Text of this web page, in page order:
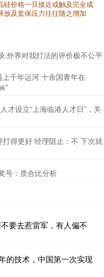
硅价格一旦接近或触及完全成
放及套保压力往往随之增加
;外界对我打法的评价极不公平
千年运河 十余国青年在
才设立“上海临港人才日”，关
得更好 经理阻止：不 下次就
号：质合比分析
要去惹雷军，有人偏不
的技术，中国第一次实现